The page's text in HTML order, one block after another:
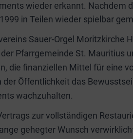
wieder erkannt. Nachdem
in Teilen wieder spielbar
Sauer-Orgel Moritzkirche
Pfarrgemeinde St. Mauritius
die finanziellen Mittel für eine
der Öffentlichkeit das
wachzuhalten.
zur vollständigen
gehegter Wunsch